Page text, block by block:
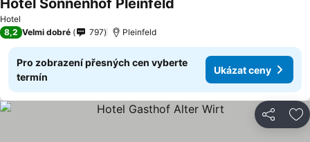
Hotel
Hotel Sonnenhof Pleinfeld
8,2 Velmi dobré 797 Pleinfeld
Pro zobrazení přesných cen vyberte
termín
Ukázat ceny
Sdílet